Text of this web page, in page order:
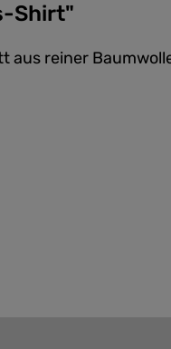
Shirt"
aus reiner